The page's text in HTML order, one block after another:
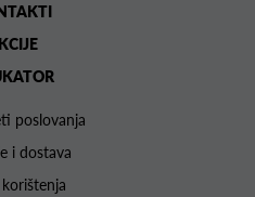
poslovanja
i dostava